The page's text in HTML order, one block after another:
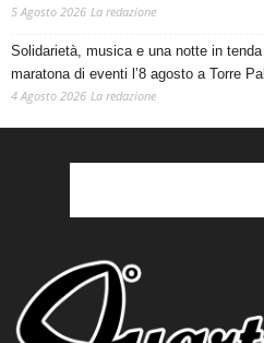
5 Agosto 2026 La redazione
Solidarietà, musica e una notte in
maratona di eventi l’8 agosto a Torre
4 Agosto 2026 La redazione